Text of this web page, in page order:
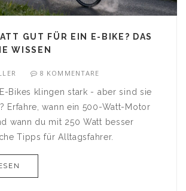
GUT FÜR EIN E-BIKE? DAS
WISSEN
8 KOMMENTARE
Bikes klingen stark - aber sind sie
Erfahre, wann ein 500-Watt-Motor
wann du mit 250 Watt besser
Tipps für Alltagsfahrer.